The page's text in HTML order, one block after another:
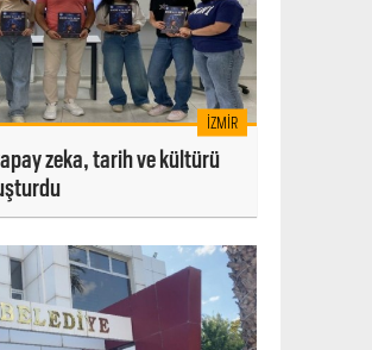
İZMIR
zeka, tarih ve kültürü